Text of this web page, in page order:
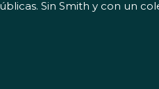
Sin Smith y con un